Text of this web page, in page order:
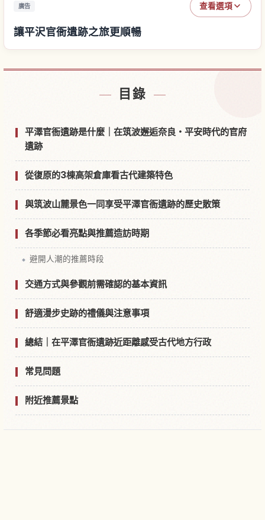
廣告 查看選項
讓平沢官衙遺跡之旅更順暢
目錄
平澤官衙遺跡是什麼｜在筑波邂逅奈良・平安時代的官府
遺跡
從復原的3棟高架倉庫看古代建築特色
與筑波山麓景色一同享受平澤官衙遺跡的歷史散策
各季節必看亮點與推薦造訪時期
避開人潮的推薦時段
交通方式與參觀前需確認的基本資訊
舒適漫步史跡的禮儀與注意事項
總結｜在平澤官衙遺跡近距離感受古代地方行政
常見問題
附近推薦景點